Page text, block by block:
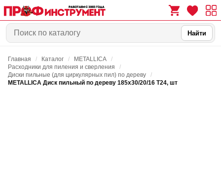
0
Найти
Главная / Каталог / METALLICA
/
Расходники для пиления и сверления
/
Диски пильные (для циркулярных пил) по дереву
/
METALLICA Диск пильный по дереву 185х30/20/16 Т24, шт